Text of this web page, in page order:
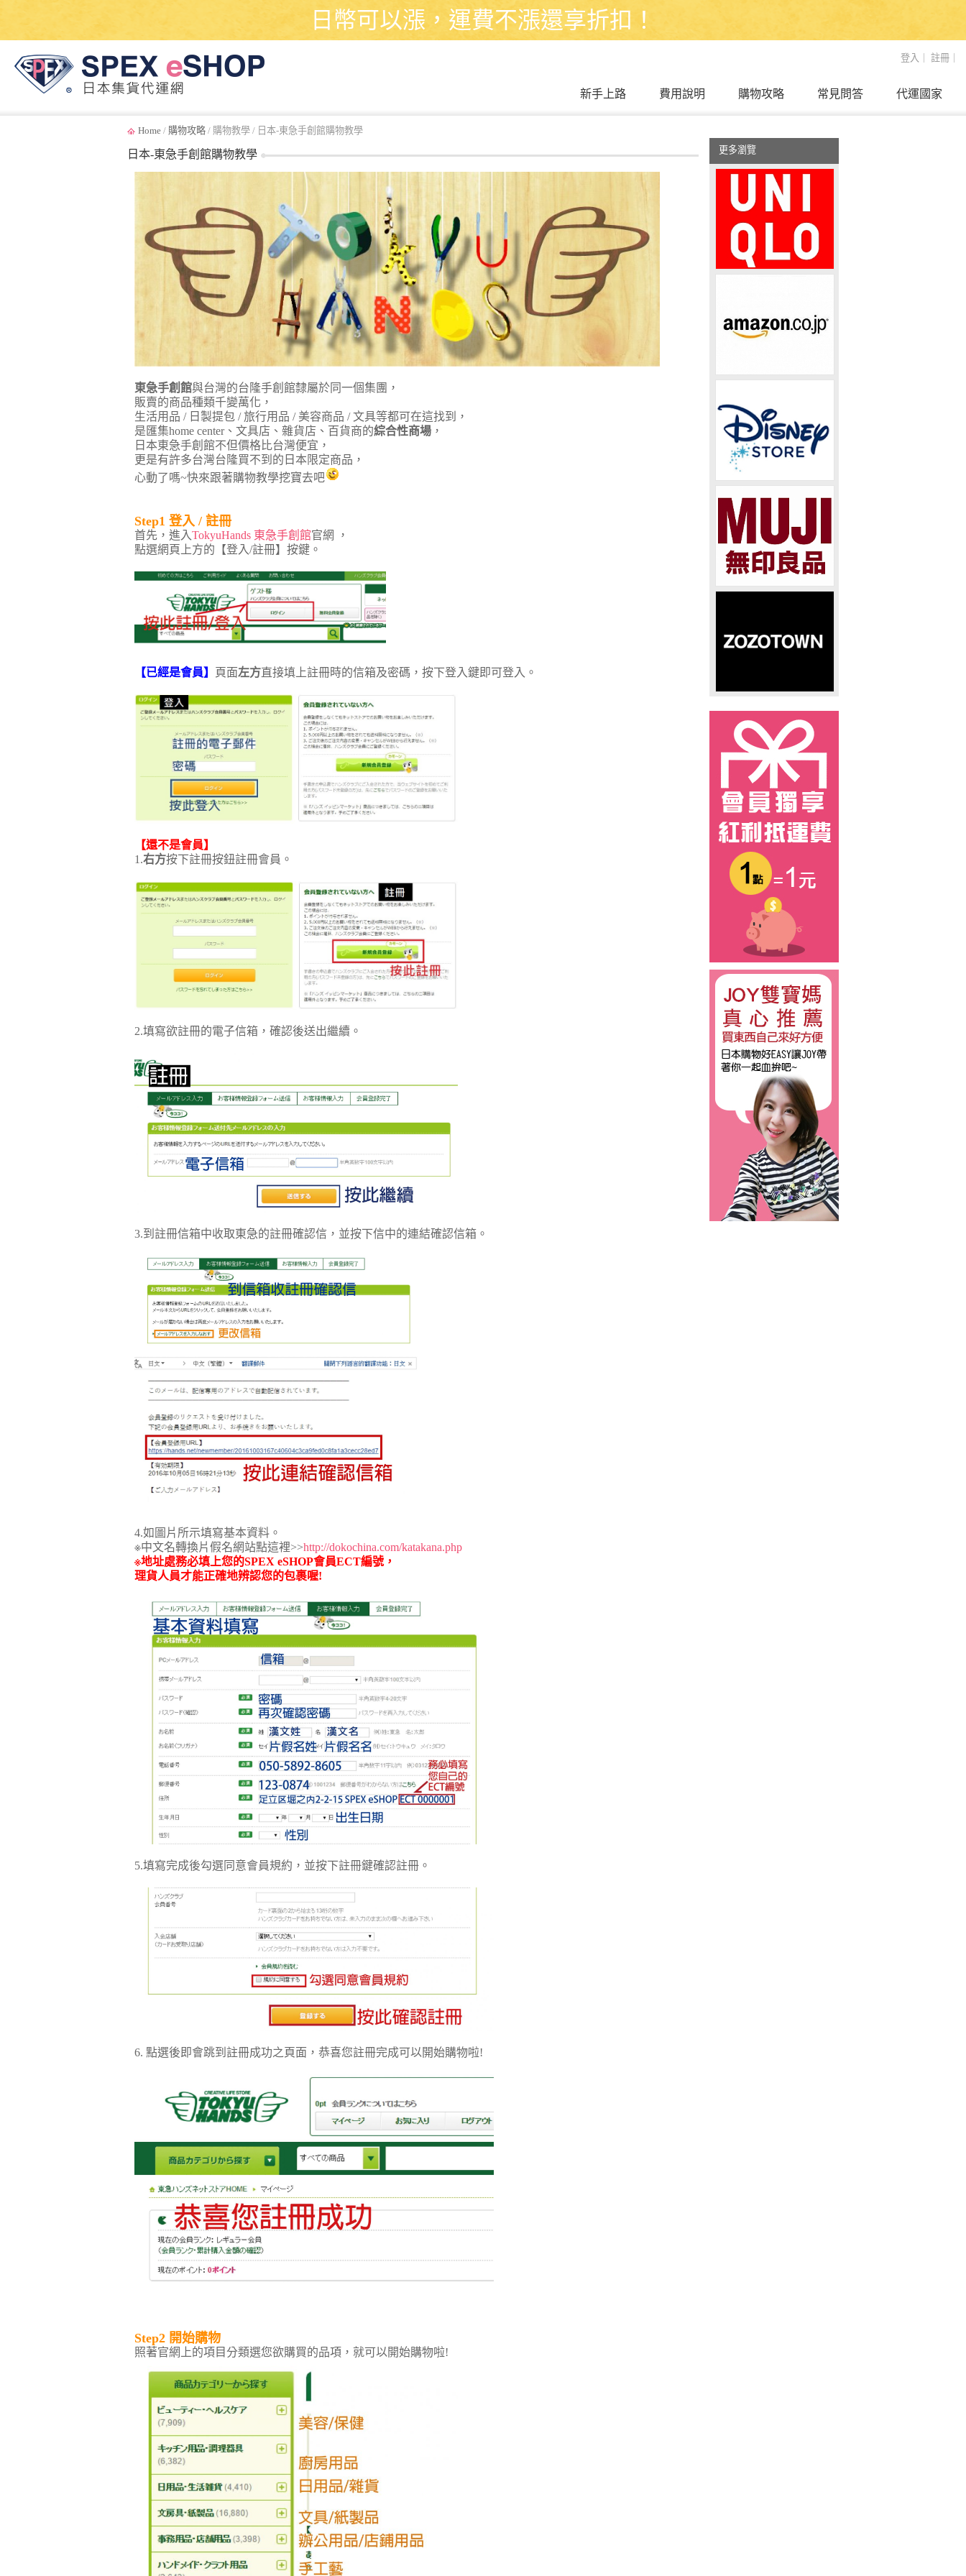
日幣可以漲，運費不漲還享折扣！
登入 註冊
代運國家
常見問答
購物攻略
費用說明
新手上路
Home / 購物攻略 / 購物教學 / 日本-東急手創館購物教學
更多瀏覽
日本-東急手創館購物教學
東急手創館與台灣的台隆手創館隸屬於同一個集團，
販賣的商品種類千變萬化，
生活用品 / 日製提包 / 旅行用品 / 美容商品 / 文具等都可在這找到，
是匯集home center、文具店、雜貨店、百貨商的綜合性商場 ，
日本東急手創館不但價格比台灣便宜，
更是有許多台灣台隆買不到的日本限定商品，
心動了嗎~快來跟著購物教學挖寶去吧
Step1 登入 / 註冊
首先，進入TokyuHands 東急手創館官網 ，
點選網頁上方的【登入/註冊】按鍵。
【已經是會員】 頁面左方直接填上註冊時的信箱及密碼，按下登入鍵即可登入。
【還不是會員】
1.右方按下註冊按鈕註冊會員。
2.填寫欲註冊的電子信箱，確認後送出繼續。
3.到註冊信箱中收取東急的註冊確認信，並按下信中的連結確認信箱。
4.如圖片所示填寫基本資料。
※中文名轉換片假名網站點這裡>>http://dokochina.com/katakana.php
※地址處務必填上您的SPEX eSHOP會員ECT編號，
理貨人員才能正確地辨認您的包裹喔!
5.填寫完成後勾選同意會員規約，並按下註冊鍵確認註冊。
6. 點選後即會跳到註冊成功之頁面，恭喜您註冊完成可以開始購物啦!
Step2 開始購物
照著官網上的項目分類選您欲購買的品項，就可以開始購物啦!